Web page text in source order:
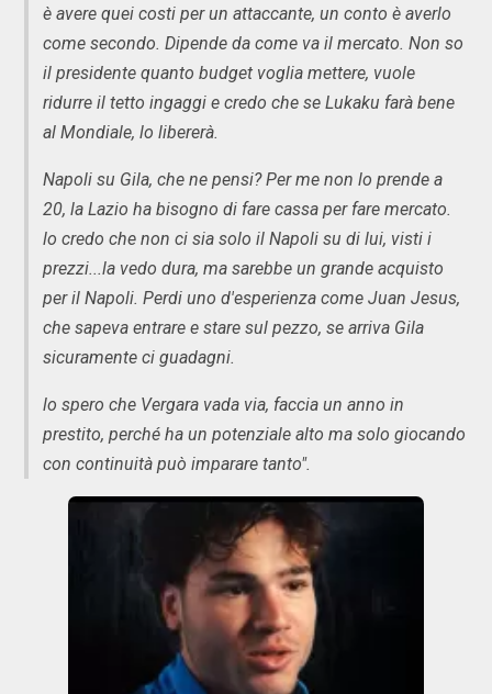
è avere quei costi per un attaccante, un conto è averlo
come secondo. Dipende da come va il mercato. Non so
il presidente quanto budget voglia mettere, vuole
ridurre il tetto ingaggi e credo che se Lukaku farà bene
al Mondiale, lo libererà.
Napoli su Gila, che ne pensi? Per me non lo prende a
20, la Lazio ha bisogno di fare cassa per fare mercato.
lo credo che non ci sia solo il Napoli su di lui, visti i
prezzi...la vedo dura, ma sarebbe un grande acquisto
per il Napoli. Perdi uno d'esperienza come Juan Jesus,
che sapeva entrare e stare sul pezzo, se arriva Gila
sicuramente ci guadagni.
lo spero che Vergara vada via, faccia un anno in
prestito, perché ha un potenziale alto ma solo giocando
con continuità può imparare tanto".